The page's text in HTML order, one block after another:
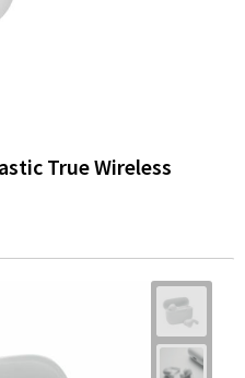
True Wireless